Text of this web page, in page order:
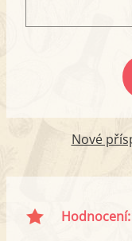
Nové
Hodnocení: